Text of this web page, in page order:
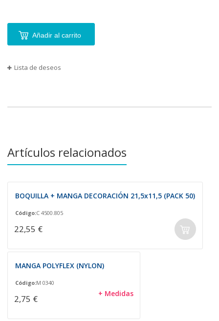
Añadir al carrito
Lista de deseos
Artículos relacionados
BOQUILLA + MANGA DECORACIÓN 21,5x11,5 (PACK 50)
Código:C 4500.805
22,55 €
MANGA POLYFLEX (NYLON)
Código:M 0340
2,75 € + Medidas